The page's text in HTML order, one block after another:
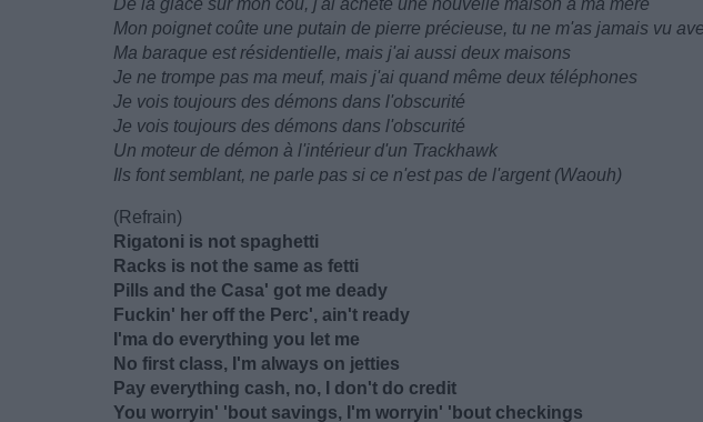
De la glace sur mon cou, j'ai acheté une nouvelle maison à ma mère
Mon poignet coûte une putain de pierre précieuse, tu ne m'as jamais vu
Ma baraque est résidentielle, mais j'ai aussi deux maisons
Je ne trompe pas ma meuf, mais j'ai quand même deux téléphones
Je vois toujours des démons dans l'obscurité
Je vois toujours des démons dans l'obscurité
Un moteur de démon à l'intérieur d'un Trackhawk
Ils font semblant, ne parle pas si ce n'est pas de l'argent (Waouh)
(Refrain)
Rigatoni is not spaghetti
Racks is not the same as fetti
Pills and the Casa' got me deady
Fuckin' her off the Perc', ain't ready
I'ma do everything you let me
No first class, I'm always on jetties
Pay everything cash, no, I don't do credit
You worryin' 'bout savings, I'm worryin' 'bout checkings